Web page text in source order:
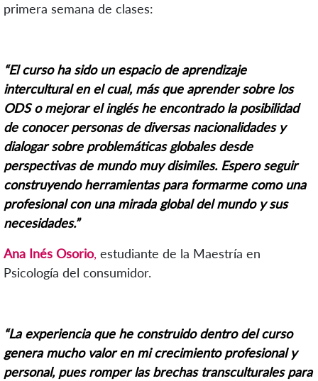
primera semana de clases:
“El curso ha sido un espacio de aprendizaje
intercultural en el cual, más que aprender sobre los
ODS o mejorar el inglés he encontrado la posibilidad
de conocer personas de diversas nacionalidades y
dialogar sobre problemáticas globales desde
perspectivas de mundo muy disimiles. Espero seguir
construyendo herramientas para formarme como una
profesional con una mirada global del mundo y sus
necesidades.”
Ana Inés Osorio, estudiante de la Maestría en
Psicología del consumidor.
“La experiencia que he construido dentro del curso
genera mucho valor en mi crecimiento profesional y
personal, pues romper las brechas transculturales para